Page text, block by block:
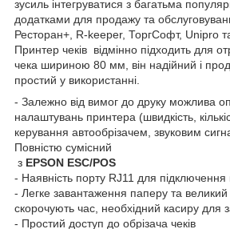
зусиль інтегруватися з багатьма
додатками для продажу та
Ресторан+, R-keeper, ТоргСофт, Unipro
Принтер чеків відмінно підходить для
чека шириною 80 мм, він надійний і
простий у використанні.
- Залежно від вимог до друку можлива
налаштувань принтера (швидкість,
керування автообрізачем, звуковим
Повністю сумісний
з EPSON ESC/POS
- Наявність порту RJ11 для підключення
- Легке завантаження паперу та
скорочують час, необхідний касиру для
- Простий доступ до обрізача чеків